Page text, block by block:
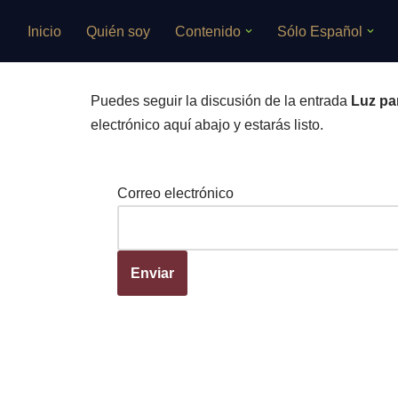
Inicio Quién soy Contenido Sólo Español
Puedes seguir la discusión de la entrada Luz
electrónico aquí abajo y estarás listo.
Correo electrónico